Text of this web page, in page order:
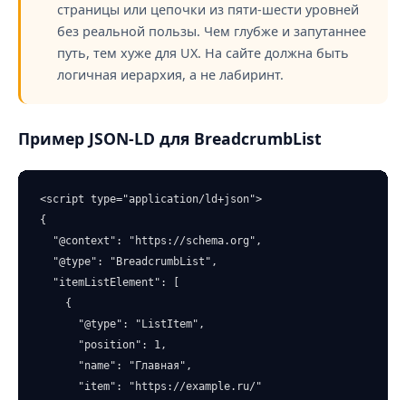
страницы или цепочки из пяти-шести уровней
без реальной пользы. Чем глубже и запутаннее
путь, тем хуже для UX. На сайте должна быть
логичная иерархия, а не лабиринт.
Пример JSON-LD для BreadcrumbList
<script type="application/ld+json">
{
  "@context": "https://schema.org",
  "@type": "BreadcrumbList",
  "itemListElement": [
    {
      "@type": "ListItem",
      "position": 1,
      "name": "Главная",
      "item": "https://example.ru/"